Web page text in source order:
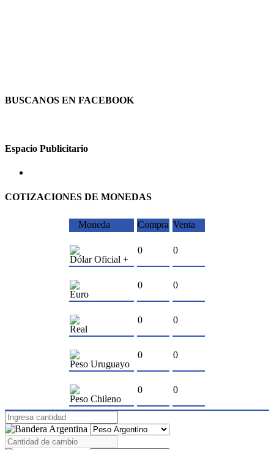
BUSCANOS EN FACEBOOK
Espacio Publicitario
COTIZACIONES DE MONEDAS
Moneda Compra Venta
Dólar Oficial +
0 0
Euro
0 0
Real
0 0
Peso Uruguayo
0 0
Peso Chileno
0 0